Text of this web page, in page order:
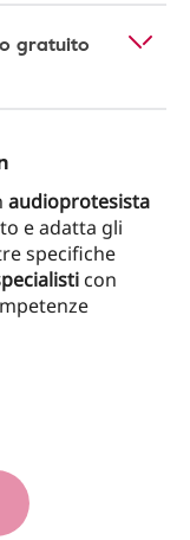
gratuito
audioprotesista
e adatta gli
specifiche
con